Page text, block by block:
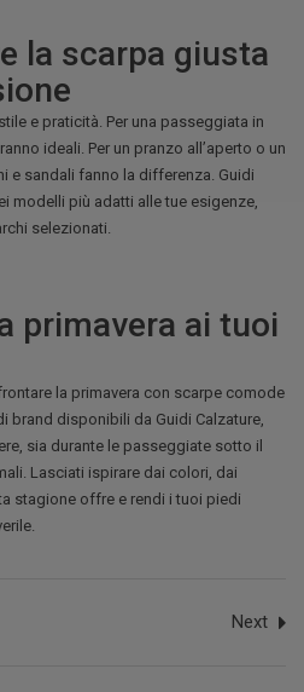
la scarpa giusta
e praticità. Per una passeggiata in
ideali. Per un pranzo all’aperto o un
e sandali fanno la differenza. Guidi
modelli più adatti alle tue esigenze,
selezionati.
primavera ai tuoi
la primavera con scarpe comode
brand disponibili da Guidi Calzature,
sia durante le passeggiate sotto il
Lasciati ispirare dai colori, dai
stagione offre e rendi i tuoi piedi
Next